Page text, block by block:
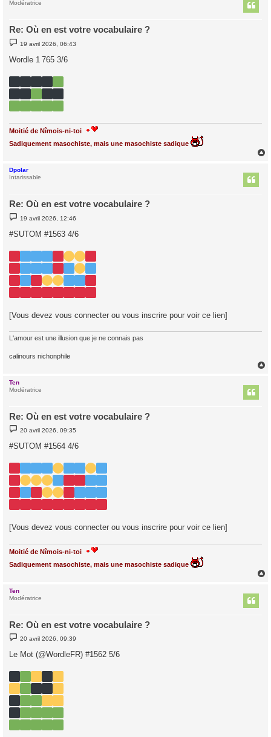
Modératrice
Re: Où en est votre vocabulaire ?
M
e
s
g
19 avril 2026, 06:43
Wordle 1 765 3/6
Moitié de Nîmois-ni-toi
Sadiquement masochiste, mais une masochiste sadique
Dpolar
Intarissable
Re: Où en est votre vocabulaire ?
M
e
s
s
g
19 avril 2026, 12:46
#SUTOM #1563 4/6
[Vous devez vous connecter ou vous inscrire pour voir ce lien]
L'amour est une illusion que je ne connais pas
calinours nichonphile
Ten
Modératrice
Re: Où en est votre vocabulaire ?
M
e
s
s
g
20 avril 2026, 09:35
#SUTOM #1564 4/6
[Vous devez vous connecter ou vous inscrire pour voir ce lien]
Moitié de Nîmois-ni-toi
Sadiquement masochiste, mais une masochiste sadique
Ten
Modératrice
Re: Où en est votre vocabulaire ?
M
e
s
s
g
e
20 avril 2026, 09:39
Le Mot (@WordleFR) #1562 5/6